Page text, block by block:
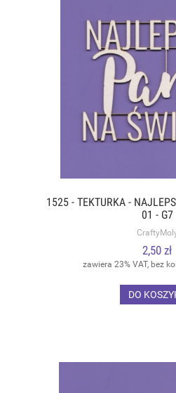
1525 - TEKTURKA -
01 - G7
2,50 zł
zawiera 23% VAT, bez
DO